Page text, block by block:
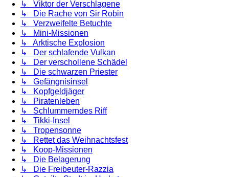
↳ Viktor der Verschlagene
↳ Die Rache von Sir Robin
↳ Verzweifelte Betuchte
↳ Mini-Missionen
↳ Arktische Explosion
↳ Der schlafende Vulkan
↳ Der verschollene Schädel
↳ Die schwarzen Priester
↳ Gefängnisinsel
↳ Kopfgeldjäger
↳ Piratenleben
↳ Schlummerndes Riff
↳ Tikki-Insel
↳ Tropensonne
↳ Rettet das Weihnachtsfest
↳ Koop-Missionen
↳ Die Belagerung
↳ Die Freibeuter-Razzia